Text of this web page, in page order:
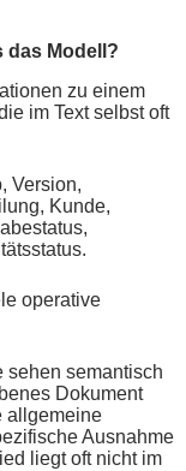
das Modell?
zu einem
im Text selbst oft
Version,
Kunde,
operative
sehen semantisch
Dokument
allgemeine
Ausnahme
liegt oft nicht im